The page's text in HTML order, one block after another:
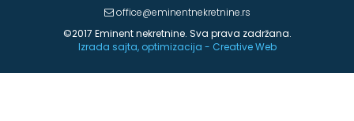
office@eminentnekretnine.rs
©2017 Eminent nekretnine. Sva prava zadržana.
Izrada sajta, optimizacija - Creative Web